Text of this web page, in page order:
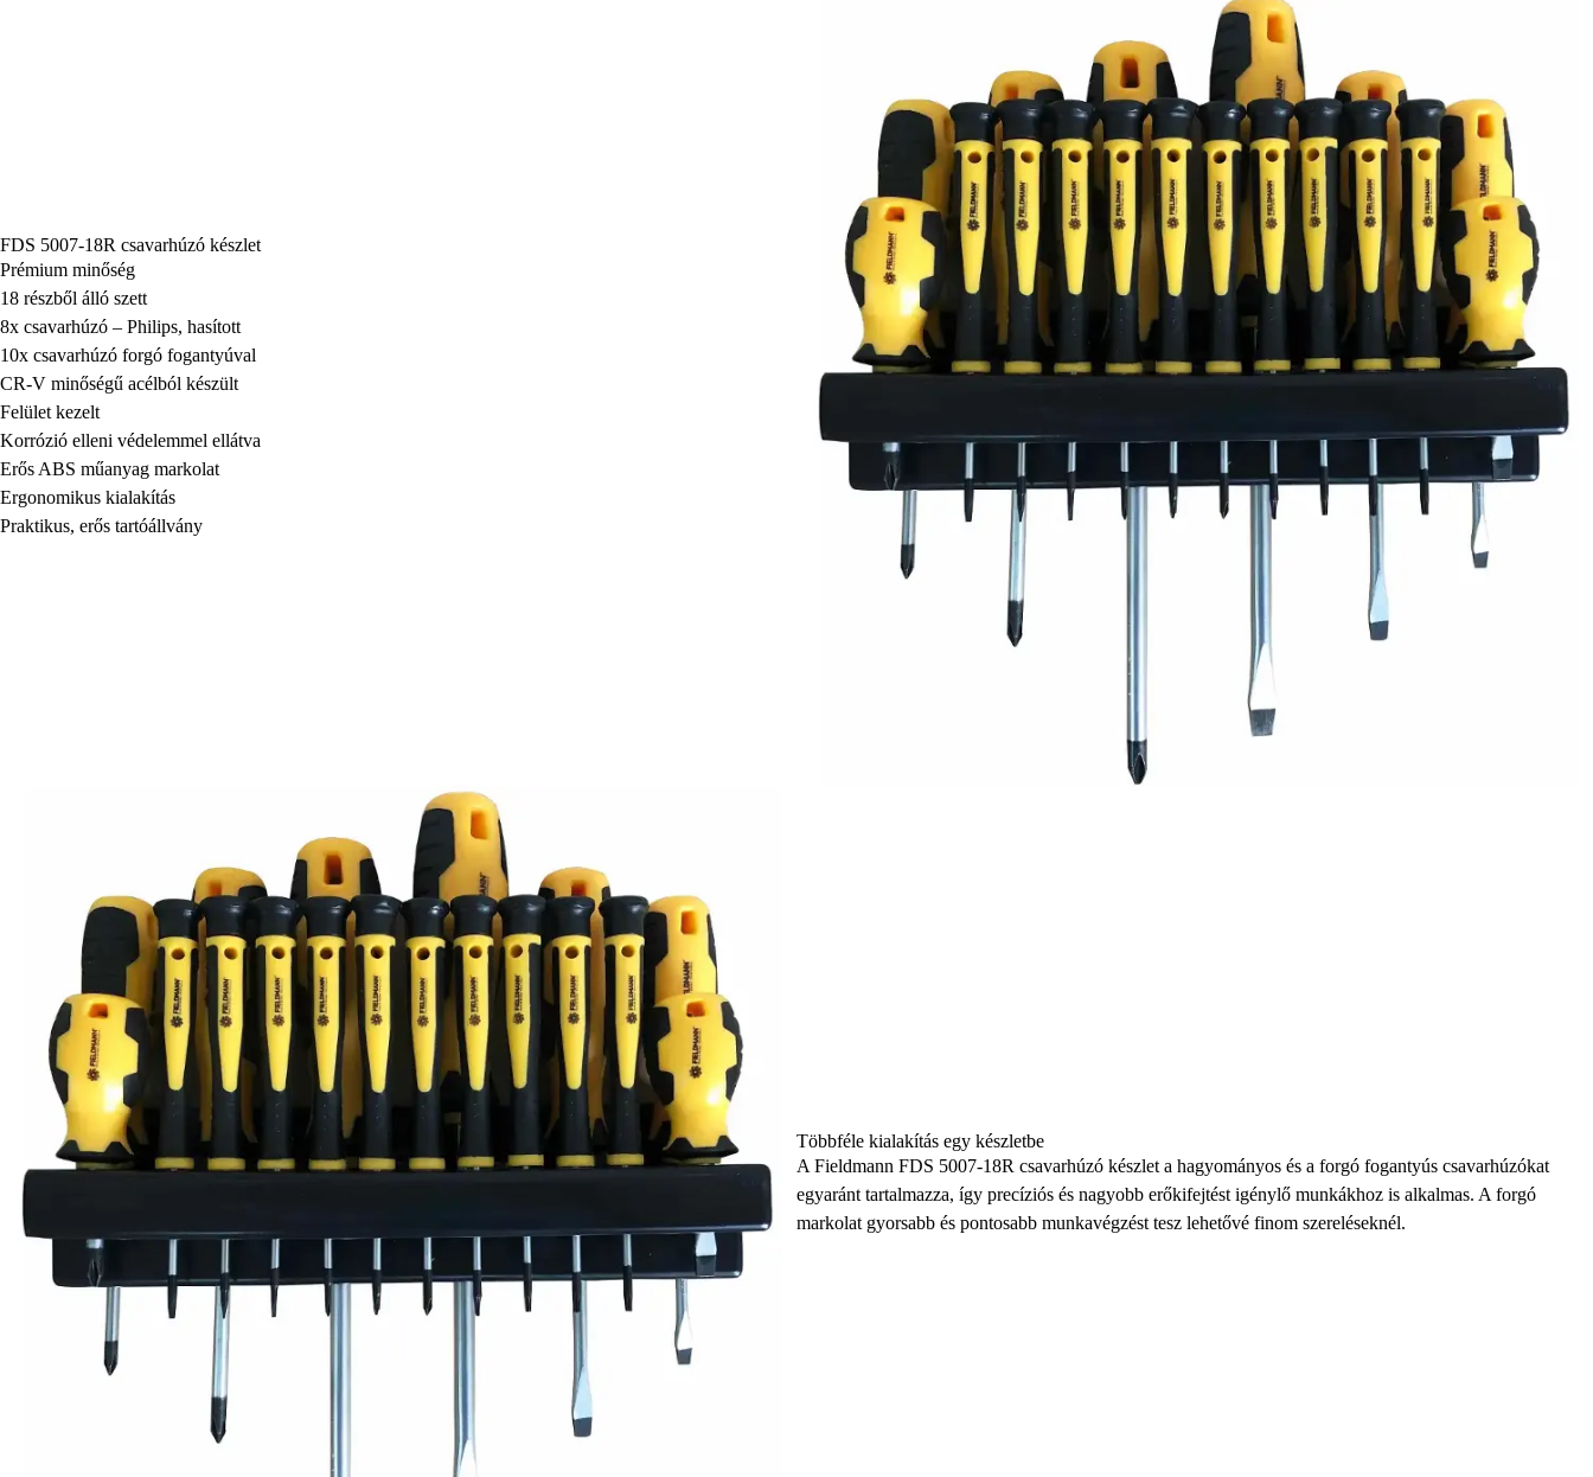
FDS 5007-18R csavarhúzó készlet
Prémium minőség
18 részből álló szett
8x csavarhúzó – Philips, hasított
10x csavarhúzó forgó fogantyúval
CR-V minőségű acélból készült
Felület kezelt
Korrózió elleni védelemmel ellátva
Erős ABS műanyag markolat
Ergonomikus kialakítás
Praktikus, erős tartóállvány
Többféle kialakítás egy készletbe
A Fieldmann FDS 5007-18R csavarhúzó készlet a hagyományos és a forgó fogantyús csavarhúzókat
egyaránt tartalmazza, így precíziós és nagyobb erőkifejtést igénylő munkákhoz is alkalmas. A forgó
markolat gyorsabb és pontosabb munkavégzést tesz lehetővé finom szereléseknél.